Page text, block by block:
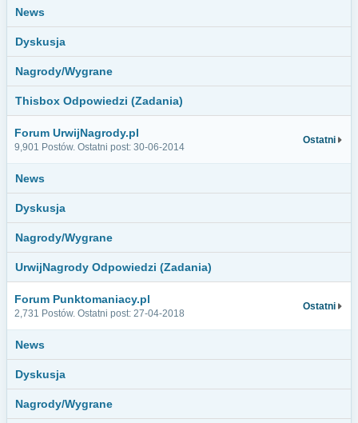
News
Dyskusja
Nagrody/Wygrane
Thisbox Odpowiedzi (Zadania)
Forum UrwijNagrody.pl
9,901 Postów. Ostatni post: 30-06-2014
Ostatni
News
Dyskusja
Nagrody/Wygrane
UrwijNagrody Odpowiedzi (Zadania)
Forum Punktomaniacy.pl
2,731 Postów. Ostatni post: 27-04-2018
Ostatni
News
Dyskusja
Nagrody/Wygrane